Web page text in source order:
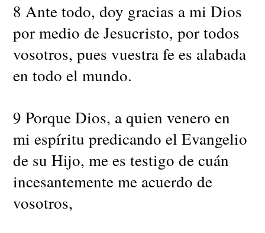
8 Ante todo, doy gracias a mi Dios
por medio de Jesucristo, por todos
vosotros, pues vuestra fe es alabada
en todo el mundo.
9 Porque Dios, a quien venero en
mi espíritu predicando el Evangelio
de su Hijo, me es testigo de cuán
incesantemente me acuerdo de
vosotros,